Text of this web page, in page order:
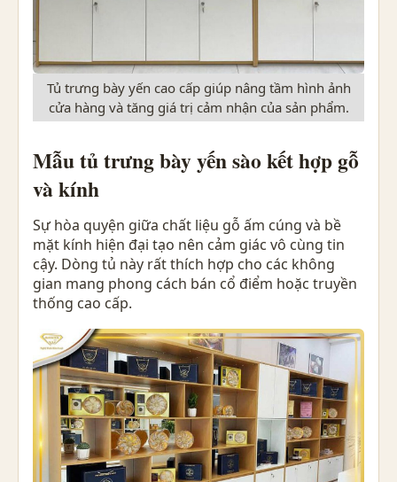
Tủ trưng bày yến cao cấp giúp nâng tầm hình ảnh
cửa hàng và tăng giá trị cảm nhận của sản phẩm.
Mẫu tủ trưng bày yến sào kết hợp gỗ
và kính
Sự hòa quyện giữa chất liệu gỗ ấm cúng và bề
mặt kính hiện đại tạo nên cảm giác vô cùng tin
cậy. Dòng tủ này rất thích hợp cho các không
gian mang phong cách bán cổ điểm hoặc truyền
thống cao cấp.